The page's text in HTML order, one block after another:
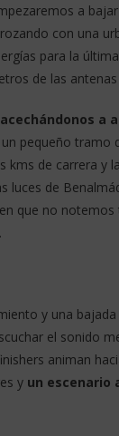
a
con una
para la
de las antenas
a
pequeño tramo
kms de carrera y
luces de
que no
y una
el sonido
animan
y un escenario